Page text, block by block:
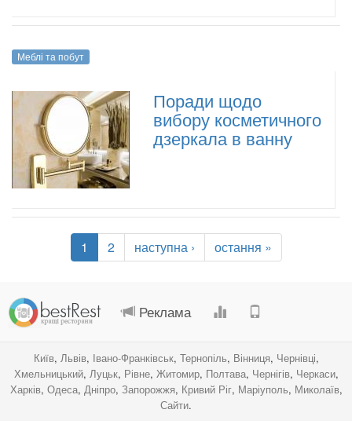
Меблі та побут
Поради щодо
вибору косметичного
дзеркала в ванну
1 2 наступна › остання »
Реклама
Київ, Львів, Івано-Франківськ, Тернопіль, Вінниця, Чернівці,
Хмельницький, Луцьк, Рівне, Житомир, Полтава, Чернігів, Черкаси,
Харків, Одеса, Дніпро, Запорожжя, Кривий Ріг, Маріуполь, Миколаїв,
Сайти.